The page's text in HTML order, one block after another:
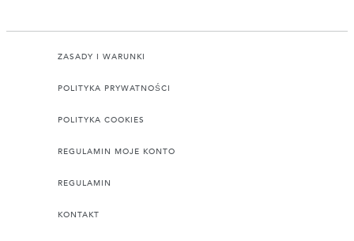
ZASADY I WARUNKI
POLITYKA PRYWATNOŚCI
POLITYKA COOKIES
REGULAMIN MOJE KONTO
REGULAMIN
KONTAKT